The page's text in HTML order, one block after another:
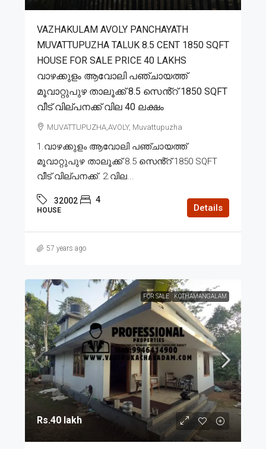
VAZHAKULAM AVOLY PANCHAYATH
MUVATTUPUZHA TALUK 8.5 CENT 1850 SQFT
HOUSE FOR SALE PRICE 40 LAKHS
വാഴക്കുളം ആവോലി പഞ്ചായത്ത്
മൂവാറ്റുപുഴ താലൂക്ക് 8.5 സെൻ്റ് 1850 SQFT
വീട് വില്പനക്ക് വില 40 ലക്ഷം
MUVATTUPUZHA,AVOLY, Muvattupuzha
1.വാഴക്കുളം ആവോലി പഞ്ചായത്ത്
മൂവാറ്റുപുഴ താലൂക്ക് 8.5 സെൻ്റ് 1850 SQFT
വീട് വില്പനക്ക്. 2.വില...
32002 4
HOUSE Details
57 years ago
FOR SALE KOTHAMANGALAM
Rs.40 lakh